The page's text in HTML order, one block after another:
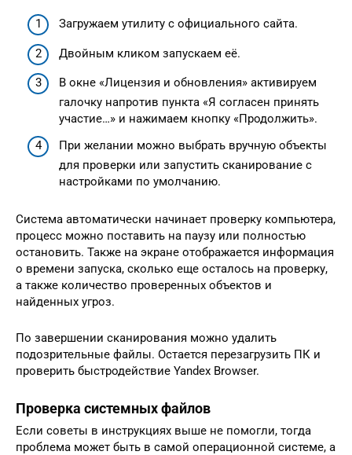
Загружаем утилиту с официального сайта.
Двойным кликом запускаем её.
В окне «Лицензия и обновления» активируем
галочку напротив пункта «Я согласен принять
участие…» и нажимаем кнопку «Продолжить».
При желании можно выбрать вручную объекты
для проверки или запустить сканирование с
настройками по умолчанию.
Система автоматически начинает проверку компьютера,
процесс можно поставить на паузу или полностью
остановить. Также на экране отображается информация
о времени запуска, сколько еще осталось на проверку,
а также количество проверенных объектов и
найденных угроз.
По завершении сканирования можно удалить
подозрительные файлы. Остается перезагрузить ПК и
проверить быстродействие Yandex Browser.
Проверка системных файлов
Если советы в инструкциях выше не помогли, тогда
проблема может быть в самой операционной системе, а